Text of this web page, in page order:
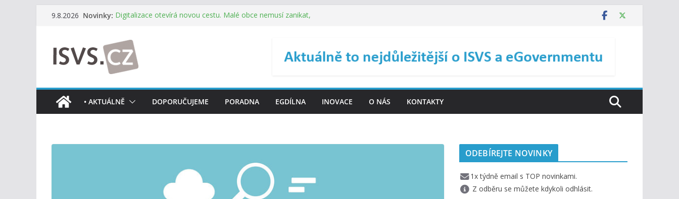
Přeskočit
9.8.2026 Novinky: Digitalizace otevírá novou cestu. Malé obce nemusí zanikat,
testování digitálních služeb
DIA: Informační systém dlouhodobého řízení (ISDŘ) je od
července v plném provozu
RVIS – Výbor pro architekturu a řízení ICT zveřejnil materiály
z nového jednání
Informace o obcích vždy po ruce. SMS ČR spouští novou
mobilní aplikaci
• AKTUÁLNĚ DOPORUČUJEME PORADNA EGDÍLNA INOVACE O NÁS KONTAKTY
ODEBÍREJTE NOVINKY
1x týdně email s TOP novinkami.
Z odběru se můžete kdykoli odhlásit.